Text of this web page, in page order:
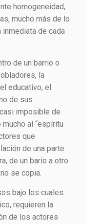
homogeneidad,
mucho más de lo
de cada
de un barrio o
la
educativo, el
de sus
imposible de
al “espíritu
que
de una parte
de un bario a otro.
se copia.
bajo los cuales
requieren la
de los actores